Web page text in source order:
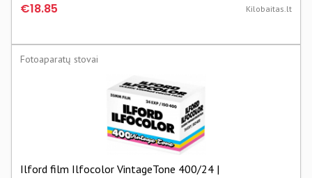
€18.85 Kilobaitas.lt
Fotoaparatų stovai
Ilford film Ilfocolor VintageTone 400/24 |